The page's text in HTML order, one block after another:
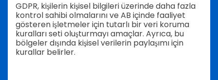
GDPR, kişilerin kişisel bilgileri üzerinde daha fazla
kontrol sahibi olmalarını ve AB içinde faaliyet
gösteren işletmeler için tutarlı bir veri koruma
kuralları seti oluşturmayı amaçlar. Ayrıca, bu
bölgeler dışında kişisel verilerin paylaşımı için
kurallar belirler.